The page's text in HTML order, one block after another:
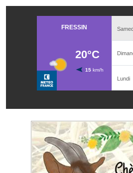
Services publics communaux
Démarches administratives
Biens à louer
Terrains et maisons à vendre
Etablissements scolaires
Equipements sportifs
Bibliothèque
Commerçants, artisans